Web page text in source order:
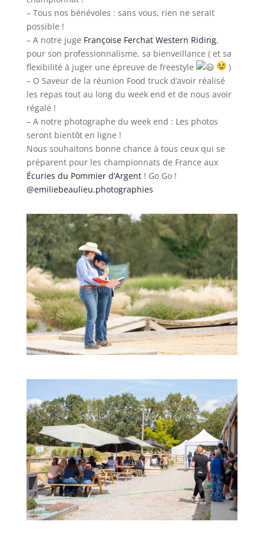
– Tous nos bénévoles : sans vous, rien ne serait
possible !
– A notre juge Françoise Ferchat Western Riding,
pour son professionnalisme, sa bienveillance ( et sa
flexibilité à juger une épreuve de freestyle
)
– O Saveur de la réunion Food truck d’avoir réalisé
les repas tout au long du week end et de nous avoir
régalé !
– A notre photographe du week end : Les photos
seront bientôt en ligne !
Nous souhaitons bonne chance à tous ceux qui se
préparent pour les championnats de France aux
Écuries du Pommier d’Argent! Go Go !
@emiliebeaulieu.photographies